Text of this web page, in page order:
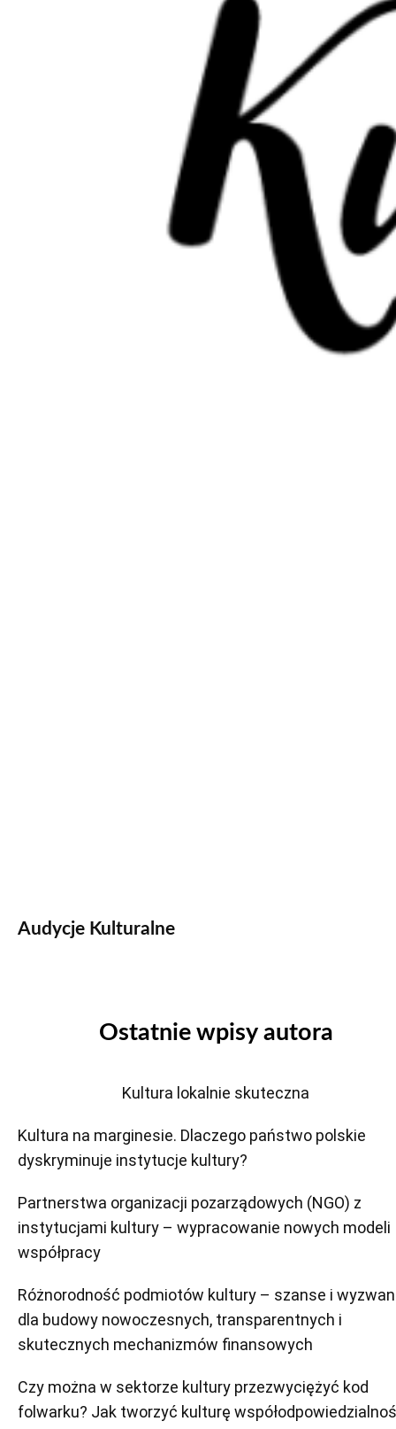
Audycje Kulturalne
Ostatnie wpisy autora
Kultura lokalnie skuteczna
Kultura na marginesie. Dlaczego państwo polskie
dyskryminuje instytucje kultury?
Partnerstwa organizacji pozarządowych (NGO) z
instytucjami kultury – wypracowanie nowych modeli
współpracy
Różnorodność podmiotów kultury – szanse i
dla budowy nowoczesnych, transparentnych i
skutecznych mechanizmów finansowych
Czy można w sektorze kultury przezwyciężyć kod
folwarku? Jak tworzyć kulturę